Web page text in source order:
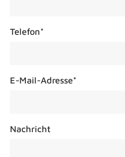
Telefon*
E-Mail-Adresse*
Nachricht